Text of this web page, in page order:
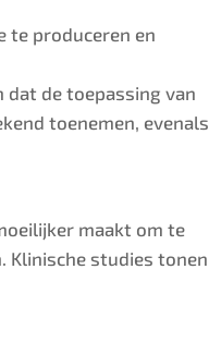
te produceren en
dat de toepassing van
toenemen, evenals
maakt om te
Klinische studies tonen